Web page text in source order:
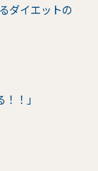
ダイエットの
！」